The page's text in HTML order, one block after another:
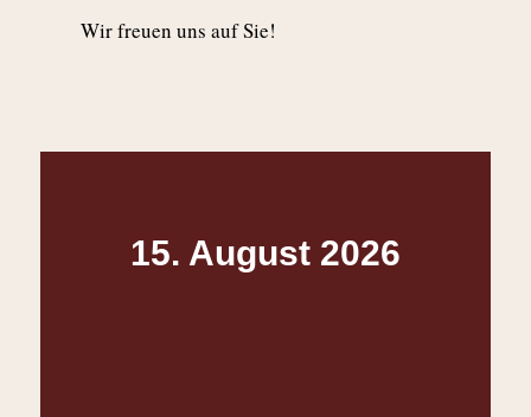
Wir freuen uns auf Sie!
15. August 2026